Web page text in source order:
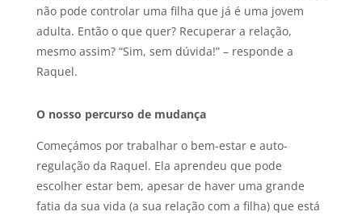
não pode controlar uma filha que já é uma jovem
adulta. Então o que quer? Recuperar a relação,
mesmo assim? “Sim, sem dúvida!” – responde a
Raquel.
O nosso percurso de mudança
Começámos por trabalhar o bem-estar e auto-
regulação da Raquel. Ela aprendeu que pode
escolher estar bem, apesar de haver uma grande
fatia da sua vida (a sua relação com a filha) que está